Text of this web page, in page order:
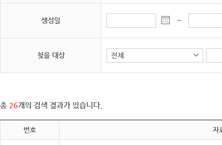
생성일 ~
찾을 대상
총 26개의 검색 결과가 있습니다.
번호 자